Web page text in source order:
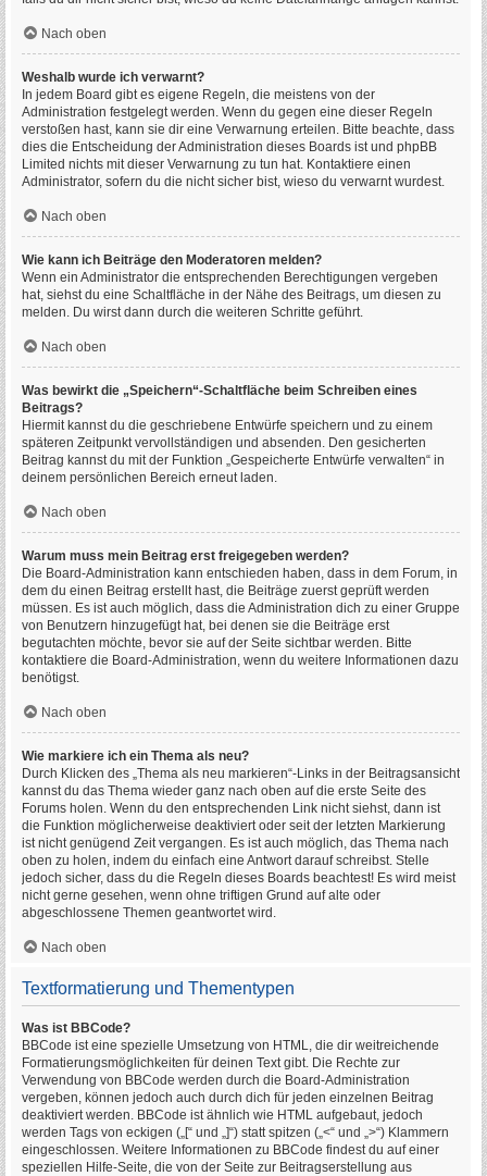
Nach oben
Weshalb wurde ich verwarnt?
In jedem Board gibt es eigene Regeln, die meistens von der
Administration festgelegt werden. Wenn du gegen eine dieser Regeln
verstoßen hast, kann sie dir eine Verwarnung erteilen. Bitte beachte, dass
dies die Entscheidung der Administration dieses Boards ist und phpBB
Limited nichts mit dieser Verwarnung zu tun hat. Kontaktiere einen
Administrator, sofern du die nicht sicher bist, wieso du verwarnt wurdest.
Nach oben
Wie kann ich Beiträge den Moderatoren melden?
Wenn ein Administrator die entsprechenden Berechtigungen vergeben
hat, siehst du eine Schaltfläche in der Nähe des Beitrags, um diesen zu
melden. Du wirst dann durch die weiteren Schritte geführt.
Nach oben
Was bewirkt die „Speichern“-Schaltfläche beim Schreiben eines
Beitrags?
Hiermit kannst du die geschriebene Entwürfe speichern und zu einem
späteren Zeitpunkt vervollständigen und absenden. Den gesicherten
Beitrag kannst du mit der Funktion „Gespeicherte Entwürfe verwalten“ in
deinem persönlichen Bereich erneut laden.
Nach oben
Warum muss mein Beitrag erst freigegeben werden?
Die Board-Administration kann entschieden haben, dass in dem Forum, in
dem du einen Beitrag erstellt hast, die Beiträge zuerst geprüft werden
müssen. Es ist auch möglich, dass die Administration dich zu einer Gruppe
von Benutzern hinzugefügt hat, bei denen sie die Beiträge erst
begutachten möchte, bevor sie auf der Seite sichtbar werden. Bitte
kontaktiere die Board-Administration, wenn du weitere Informationen dazu
benötigst.
Nach oben
Wie markiere ich ein Thema als neu?
Durch Klicken des „Thema als neu markieren“-Links in der Beitragsansicht
kannst du das Thema wieder ganz nach oben auf die erste Seite des
Forums holen. Wenn du den entsprechenden Link nicht siehst, dann ist
die Funktion möglicherweise deaktiviert oder seit der letzten Markierung
ist nicht genügend Zeit vergangen. Es ist auch möglich, das Thema nach
oben zu holen, indem du einfach eine Antwort darauf schreibst. Stelle
jedoch sicher, dass du die Regeln dieses Boards beachtest! Es wird meist
nicht gerne gesehen, wenn ohne triftigen Grund auf alte oder
abgeschlossene Themen geantwortet wird.
Nach oben
Textformatierung und Thementypen
Was ist BBCode?
BBCode ist eine spezielle Umsetzung von HTML, die dir weitreichende
Formatierungsmöglichkeiten für deinen Text gibt. Die Rechte zur
Verwendung von BBCode werden durch die Board-Administration
vergeben, können jedoch auch durch dich für jeden einzelnen Beitrag
deaktiviert werden. BBCode ist ähnlich wie HTML aufgebaut, jedoch
werden Tags von eckigen („[“ und „]“) statt spitzen („<“ und „>“) Klammern
eingeschlossen. Weitere Informationen zu BBCode findest du auf einer
speziellen Hilfe-Seite, die von der Seite zur Beitragserstellung aus